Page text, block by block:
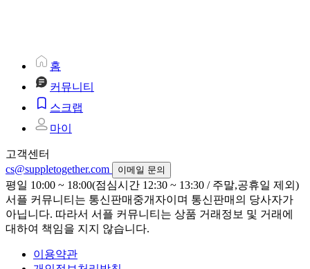
홈
커뮤니티
스크랩
마이
고객센터
cs@suppletogether.com
이메일 문의
평일 10:00 ~ 18:00(점심시간 12:30 ~ 13:30 / 주말,공휴일 제외)
서플 커뮤니티는 통신판매중개자이며 통신판매의 당사자가
아닙니다. 따라서 서플 커뮤니티는 상품 거래정보 및 거래에
대하여 책임을 지지 않습니다.
이용약관